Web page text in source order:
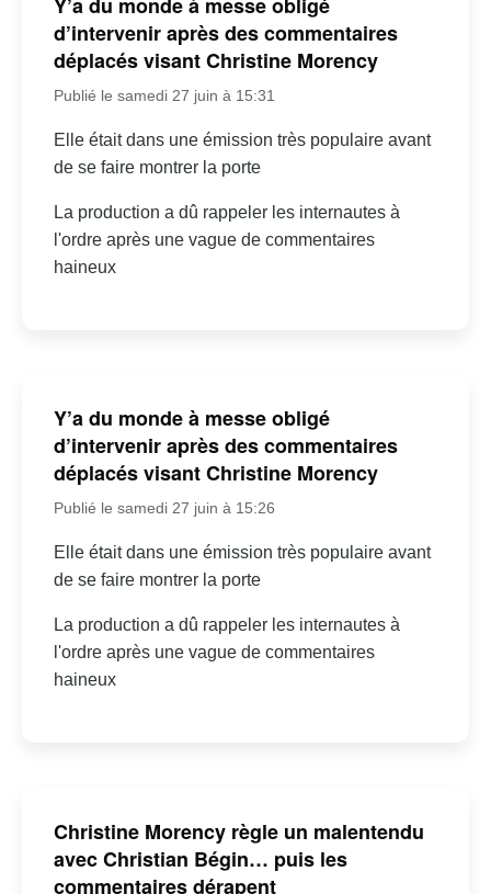
d’intervenir après des commentaires
déplacés visant Christine Morency
Publié le samedi 27 juin à 15:31
Elle était dans une émission très populaire avant
de se faire montrer la porte
La production a dû rappeler les internautes à
l'ordre après une vague de commentaires
haineux
Y’a du monde à messe obligé
d’intervenir après des commentaires
déplacés visant Christine Morency
Publié le samedi 27 juin à 15:26
Elle était dans une émission très populaire avant
de se faire montrer la porte
La production a dû rappeler les internautes à
l'ordre après une vague de commentaires
haineux
Christine Morency règle un malentendu
avec Christian Bégin… puis les
commentaires dérapent